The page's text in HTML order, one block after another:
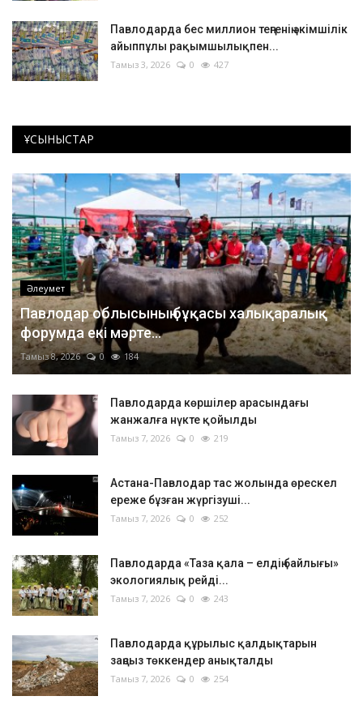
Павлодарда бес миллион теңгенің әкімшілік
айыппұлы рақымшылықпен...
Тамыз 3, 2026 0 427
ҰСЫНЫСТАР
Әлеумет
Павлодар облысының бұқасы халықаралық
форумда екі мәрте...
Тамыз 8, 2026 0 184
Павлодарда көршілер арасындағы
жанжалға нүкте қойылды
Тамыз 7, 2026 0 219
Астана-Павлодар тас жолында өрескел
ереже бұзған жүргізуші...
Тамыз 7, 2026 0 252
Павлодарда «Таза қала – елдің байлығы»
экологиялық рейді...
Тамыз 7, 2026 0 243
Павлодарда құрылыс қалдықтарын
заңсыз төккендер анықталды
Тамыз 7, 2026 0 254